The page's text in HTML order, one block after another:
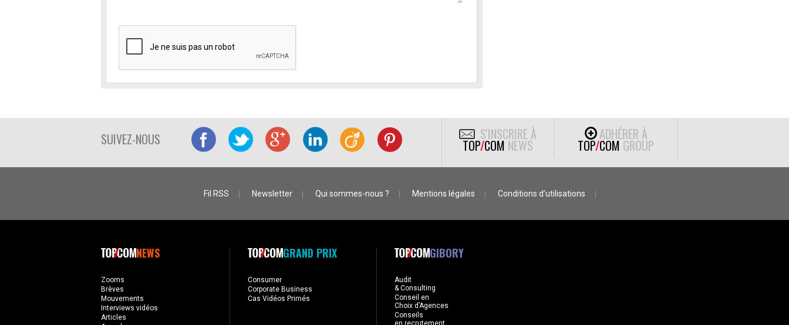
SUIVEZ-NOUS S'INSCRIRE À
TOP/COM NEWS
ADHÉRER À
TOP/COM GROUP
Fil RSS Newsletter Qui sommes-nous ? Mentions légales Conditions d’utilisations
NEWS
Zooms
Brèves
Mouvements
Interviews vidéos
Articles
GRAND PRIX
Consumer
Corporate Business
Cas Vidéos Primés
GIBORY
Audit
& Consulting
Conseil en
Choix d’Agences
Conseils
en recrutement